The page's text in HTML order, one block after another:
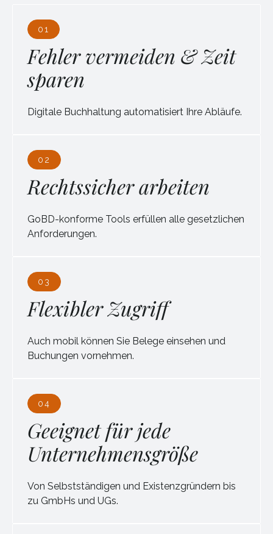
01
Fehler vermeiden & Zeit
sparen
Digitale Buchhaltung automatisiert Ihre Abläufe.
02
Rechtssicher arbeiten
GoBD-konforme Tools erfüllen alle gesetzlichen
Anforderungen.
03
Flexibler Zugriff
Auch mobil können Sie Belege einsehen und
Buchungen vornehmen.
04
Geeignet für jede
Unternehmensgröße
Von Selbstständigen und Existenzgründern bis
zu GmbHs und UGs.